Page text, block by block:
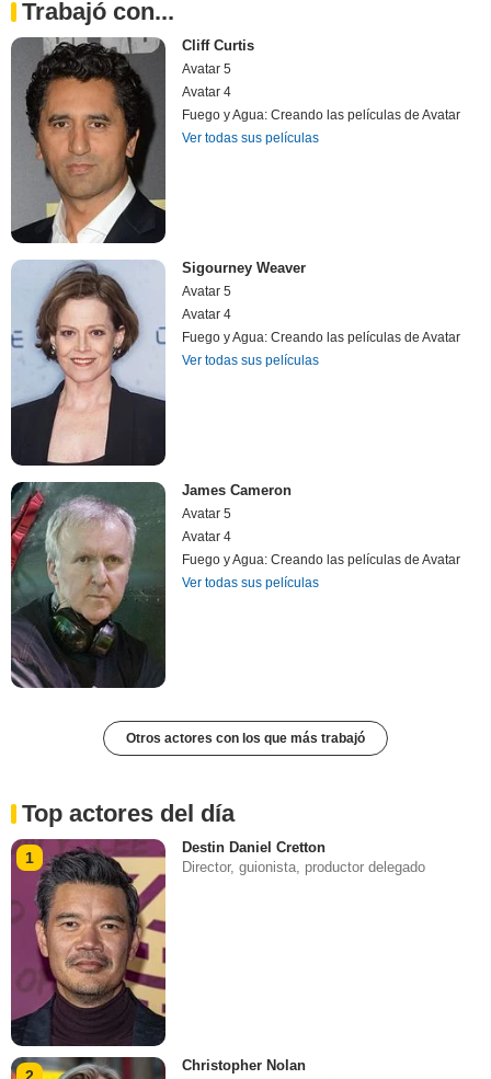
Trabajó con...
Cliff Curtis
Avatar 5
Avatar 4
Fuego y Agua: Creando las películas de Avatar
Ver todas sus películas
Sigourney Weaver
Avatar 5
Avatar 4
Fuego y Agua: Creando las películas de Avatar
Ver todas sus películas
James Cameron
Avatar 5
Avatar 4
Fuego y Agua: Creando las películas de Avatar
Ver todas sus películas
Otros actores con los que más trabajó
Top actores del día
1
Destin Daniel Cretton
Director, guionista, productor delegado
2
Christopher Nolan